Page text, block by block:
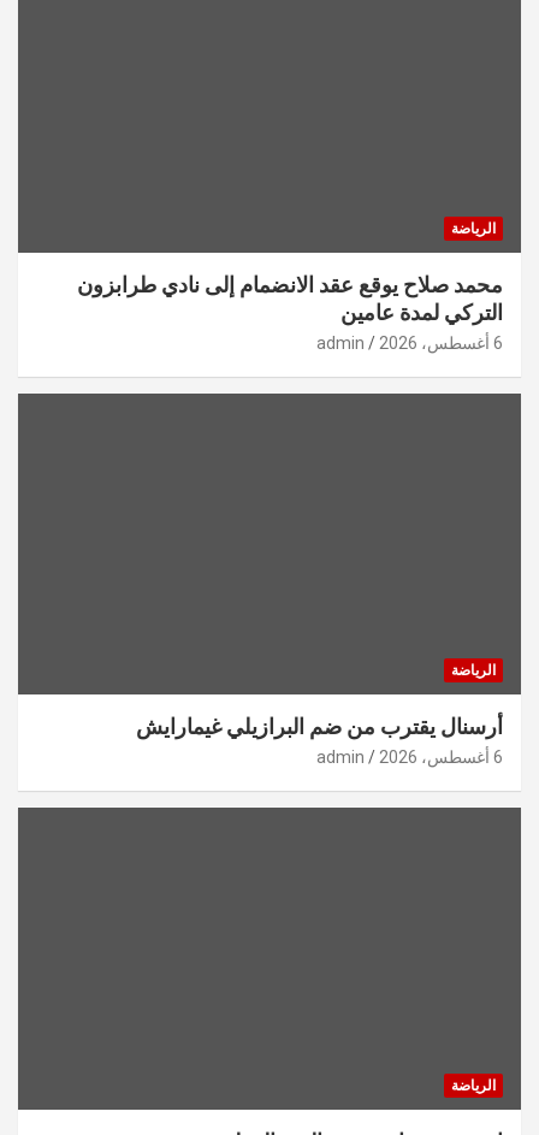
الرياضة
محمد صلاح يوقع عقد الانضمام إلى نادي طرابزون
التركي لمدة عامين
6 أغسطس، 2026 admin
الرياضة
أرسنال يقترب من ضم البرازيلي غيمارايش
6 أغسطس، 2026 admin
الرياضة